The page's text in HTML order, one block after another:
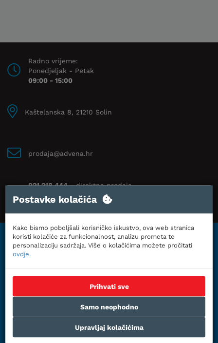
Radno vrijeme:
Ponedjeljak - Petak
09:00 - 15:00
Kaštelanska 8, 21210 Solin
prodaja@advena.hr
021 218 444- direktna prodaja
091 212 2014 - web prodaja
099 661 6611- servis
Dugogodišnja usmjerenost ka unapređenju kvalitete i obima
usluge te ispunjavanju želja i potreba potrošača osigurala
su tvrtki vodeću poziciju u tretiranju zraka u Dalmaciji. O
njoj najbolje govore njene impozantne reference, te
najbrojnija ovlaštenja za servis i opskrbu rezervnih dijelova
Postavke kolačića
Kako bismo poboljšali korisničko iskustvo, ova web stranica
koristi kolačiće za funkcionalnost, analizu prometa te
personalizaciju sadržaja. Više o kolačićima možete pročitati
ovdje.
Prihvati sve
Samo neophodno
Upravljaj kolačićima